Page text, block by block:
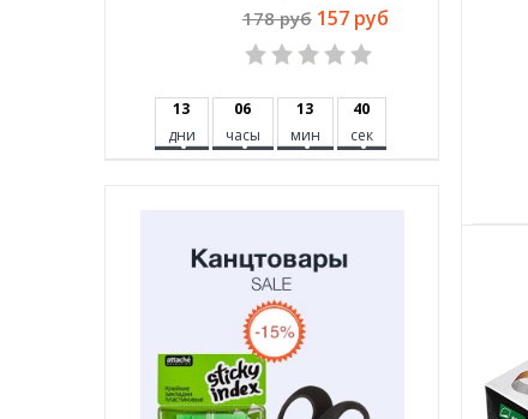
178 руб 157 руб
13
дни
06
часы
13
мин
39
сек